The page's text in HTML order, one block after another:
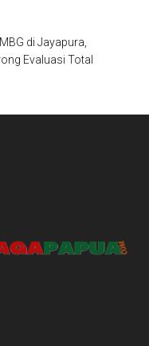
di Jayapura,
Evaluasi Total